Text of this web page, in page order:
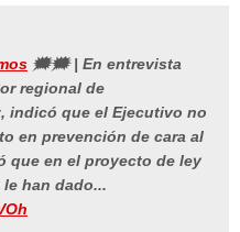
🗯🗯 | En entrevista
regional de
indicó que el Ejecutivo no
en prevención de cara al
que en el proyecto de ley
han dado...